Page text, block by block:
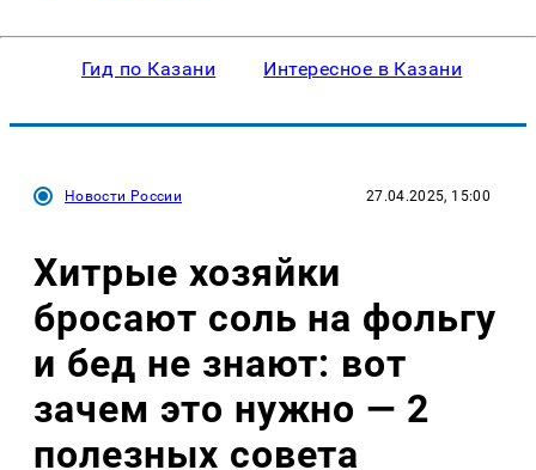
Гид по Казани Интересное в Казани
Новости России 27.04.2025, 15:00
Хитрые хозяйки
бросают соль на фольгу
и бед не знают: вот
зачем это нужно — 2
полезных совета